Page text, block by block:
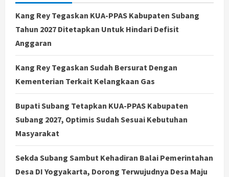
Kang Rey Tegaskan KUA-PPAS Kabupaten Subang
Tahun 2027 Ditetapkan Untuk Hindari Defisit
Anggaran
Kang Rey Tegaskan Sudah Bersurat Dengan
Kementerian Terkait Kelangkaan Gas
Bupati Subang Tetapkan KUA-PPAS Kabupaten
Subang 2027, Optimis Sudah Sesuai Kebutuhan
Masyarakat
Sekda Subang Sambut Kehadiran Balai Pemerintahan
Desa DI Yogyakarta, Dorong Terwujudnya Desa Maju